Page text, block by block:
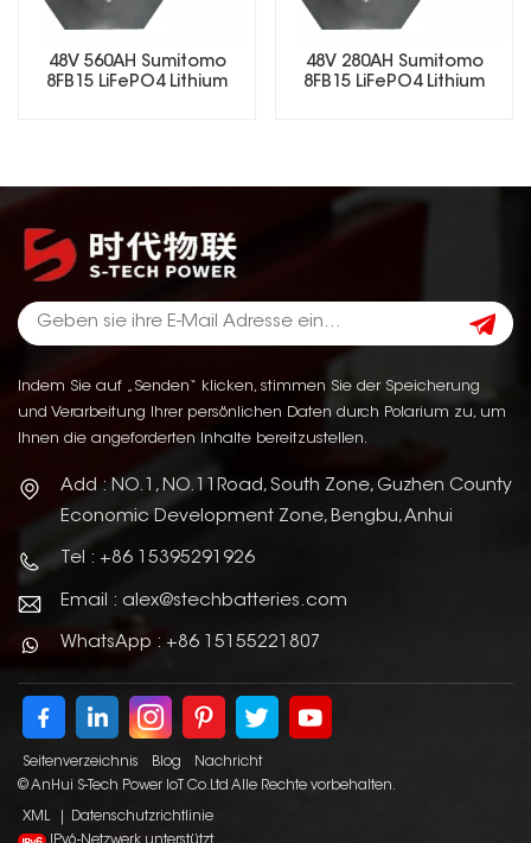
48V 560AH Sumitomo
8FB15 LiFePO4 Lithium
48V 280AH Sumitomo
8FB15 LiFePO4 Lithium
Indem Sie auf „Senden“ klicken, stimmen Sie der Speicherung
und Verarbeitung Ihrer persönlichen Daten durch Polarium zu, um
Ihnen die angeforderten Inhalte bereitzustellen.
Add : NO.1, NO.11Road, South Zone, Guzhen County
Economic Development Zone, Bengbu, Anhui
Tel : +86 15395291926
Email : alex@stechbatteries.com
WhatsApp : +86 15155221807
Seitenverzeichnis Blog
Nachricht
© AnHui S-Tech Power IoT Co.Ltd Alle Rechte vorbehalten.
XML
Datenschutzrichtlinie